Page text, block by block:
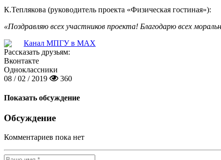
К.Теплякова (руководитель проекта «Физическая гостиная»):
«Поздравляю всех участников проекта! Благодарю всех
Канал МПГУ в MAX
Рассказать друзьям:
Вконтакте
Одноклассники
08 / 02 / 2019
360
Показать обсуждение
Обсуждение
Комментариев пока нет